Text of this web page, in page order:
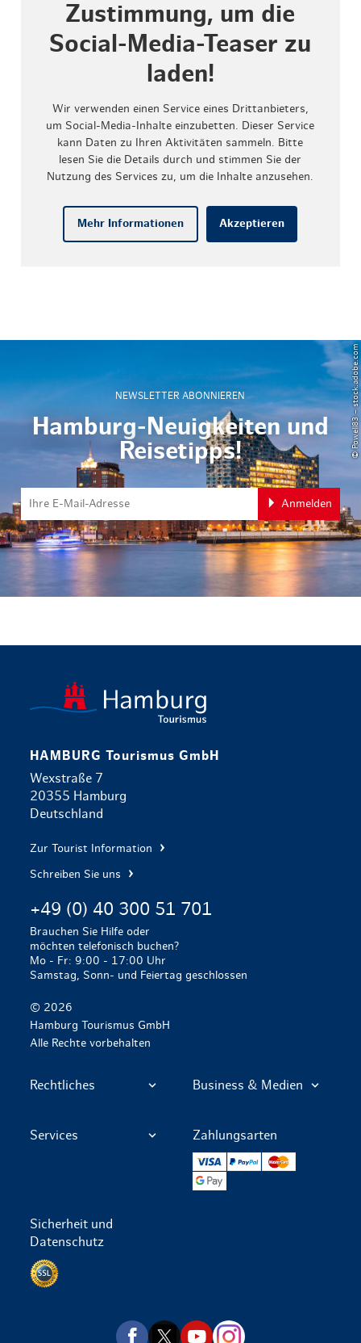
Zustimmung, um die
Social-Media-Teaser zu
laden!
Wir verwenden einen Service eines Drittanbieters,
um Social-Media-Inhalte einzubetten. Dieser Service
kann Daten zu Ihren Aktivitäten sammeln. Bitte
lesen Sie die Details durch und stimmen Sie der
Nutzung des Services zu, um die Inhalte anzusehen.
Mehr Informationen Akzeptieren
NEWSLETTER ABONNIEREN
Hamburg-Neuigkeiten und
Reisetipps!
Anmelden
© Powell83 – stock.adobe.com
HAMBURG Tourismus GmbH
Wexstraße 7
20355 Hamburg
Deutschland
Zur Tourist Information
Schreiben Sie uns
+49 (0) 40 300 51 701
Brauchen Sie Hilfe oder
möchten telefonisch buchen?
Mo - Fr: 9:00 - 17:00 Uhr
Samstag, Sonn- und Feiertag geschlossen
© 2026
Hamburg Tourismus GmbH
Alle Rechte vorbehalten
Rechtliches Business & Medien
Services Zahlungsarten
PayPal
Sicherheit und
Datenschutz